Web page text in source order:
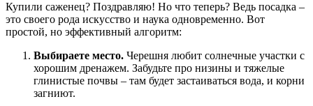
Купили саженец? Поздравляю! Но что теперь? Ведь посадка –
это своего рода искусство и наука одновременно. Вот
простой, но эффективный алгоритм:
Выбираете место. Черешня любит солнечные участки с
хорошим дренажем. Забудьте про низины и тяжелые
глинистые почвы – там будет застаиваться вода, и корни
загниют.